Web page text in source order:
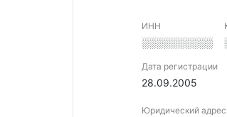
ИНН
░░░░░░░░░░
Дата регистрации
28.09.2005
Юридический адрес